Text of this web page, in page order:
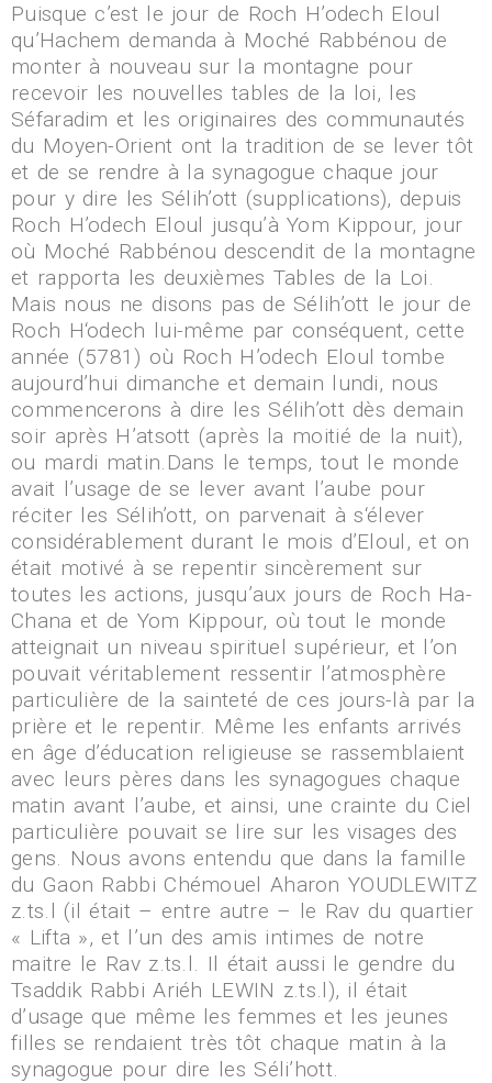
Puisque c’est le jour de Roch H’odech Eloul
qu’Hachem demanda à Moché Rabbénou de
monter à nouveau sur la montagne pour
recevoir les nouvelles tables de la loi, les
Séfaradim et les originaires des communautés
du Moyen-Orient ont la tradition de se lever tôt
et de se rendre à la synagogue chaque jour
pour y dire les Sélih’ott (supplications), depuis
Roch H’odech Eloul jusqu’à Yom Kippour, jour
où Moché Rabbénou descendit de la montagne
et rapporta les deuxièmes Tables de la Loi.
Mais nous ne disons pas de Sélih’ott le jour de
Roch H‘odech lui-même par conséquent, cette
année (5781) où Roch H’odech Eloul tombe
aujourd’hui dimanche et demain lundi, nous
commencerons à dire les Sélih’ott dès demain
soir après H’atsott (après la moitié de la nuit),
ou mardi matin.Dans le temps, tout le monde
avait l’usage de se lever avant l’aube pour
réciter les Sélih’ott, on parvenait à s‘élever
considérablement durant le mois d’Eloul, et on
était motivé à se repentir sincèrement sur
toutes les actions, jusqu’aux jours de Roch Ha-
Chana et de Yom Kippour, où tout le monde
atteignait un niveau spirituel supérieur, et l’on
pouvait véritablement ressentir l’atmosphère
particulière de la sainteté de ces jours-là par la
prière et le repentir. Même les enfants arrivés
en âge d’éducation religieuse se rassemblaient
avec leurs pères dans les synagogues chaque
matin avant l’aube, et ainsi, une crainte du Ciel
particulière pouvait se lire sur les visages des
gens. Nous avons entendu que dans la famille
du Gaon Rabbi Chémouel Aharon YOUDLEWITZ
z.ts.l (il était – entre autre – le Rav du quartier
« Lifta », et l’un des amis intimes de notre
maitre le Rav z.ts.l. Il était aussi le gendre du
Tsaddik Rabbi Ariéh LEWIN z.ts.l), il était
d’usage que même les femmes et les jeunes
filles se rendaient très tôt chaque matin à la
synagogue pour dire les Séli’hott.